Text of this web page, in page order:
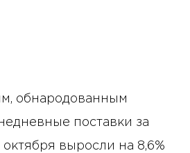
обнародованным
поставки за
выросли на 8,6%